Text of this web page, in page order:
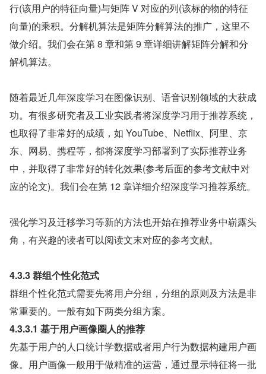
行(该用户的特征向量)与矩阵 V 对应的列(该标的物的特征
向量)的乘积。分解机算法是矩阵分解算法的推广，这里不
做介绍。我们会在第 8 章和第 9 章详细讲解矩阵分解和分
解机算法。
随着最近几年深度学习在图像识别、语音识别领域的大获成
功。有很多研究者及工业实践者将深度学习用于推荐系统，
也取得了非常好的成绩，如 YouTube、Netflix、阿里、京
东、网易、携程等，都将深度学习部署到了实际推荐业务
中，并取得了非常好的转化效果(参考后面的参考文献中对
应的论文)。我们会在第 12 章详细介绍深度学习推荐系统。
强化学习及迁移学习等新的方法也开始在推荐业务中崭露头
角，有兴趣的读者可以阅读文末对应的参考文献。
4.3.3 群组个性化范式
群组个性化范式需要先将用户分组，分组的原则及方法是非
常重要的。一般有如下两类分组方案。
4.3.3.1 基于用户画像圈人的推荐
先基于用户的人口统计学数据或者用户行为数据构建用户画
像。用户画像一般用于做精准的运营，通过显示特征将一批